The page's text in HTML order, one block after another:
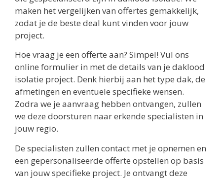
maken het vergelijken van offertes gemakkelijk,
zodat je de beste deal kunt vinden voor jouw
project.
Hoe vraag je een offerte aan? Simpel! Vul ons
online formulier in met de details van je daklood
isolatie project. Denk hierbij aan het type dak, de
afmetingen en eventuele specifieke wensen.
Zodra we je aanvraag hebben ontvangen, zullen
we deze doorsturen naar erkende specialisten in
jouw regio.
De specialisten zullen contact met je opnemen en
een gepersonaliseerde offerte opstellen op basis
van jouw specifieke project. Je ontvangt deze